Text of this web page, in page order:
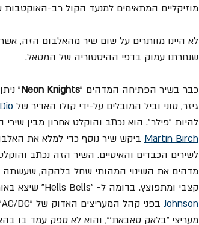
מוזיקליים המתאימים למנעד הקול רב-האוקטבות
לא היינו מוותרים על שום שיר מהאלבום הזה,
שנחרתו עמוק בדפי ההיסטוריה של המטאל.
כבר בשיר הפתיחה המדהים "Neon Knights
"
גיזר, טוני וביל המובלים על-ידי קולו האדיר של
להיות "פילר". הוא נכתב והוקלט אחרון מבין
Martin Birch ביקש שיר נוסף כדי למלא את
לשירים הכבדים והאיטיים. השיר הזה נכתב
מדהים את השינוי המהותי שחל בלהקה, שעשתה
קצבי ומתפוצץ. בדומה ל- "Hells Bells" שיצא באותה שנה והיווה את האודישן הפומבי הראשון של
Johnson
מעריצי "בלאק סאבאת'", והוא לא ספק עמד בו